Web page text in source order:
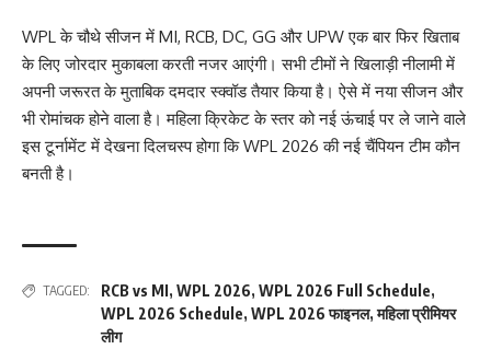
WPL के चौथे सीजन में MI, RCB, DC, GG और UPW एक बार फिर खिताब
के लिए जोरदार मुकाबला करती नजर आएंगी। सभी टीमों ने खिलाड़ी नीलामी में
अपनी जरूरत के मुताबिक दमदार स्क्वॉड तैयार किया है। ऐसे में नया सीजन और
भी रोमांचक होने वाला है। महिला क्रिकेट के स्तर को नई ऊंचाई पर ले जाने वाले
इस टूर्नामेंट में देखना दिलचस्प होगा कि WPL 2026 की नई चैंपियन टीम कौन
बनती है।
TAGGED: RCB vs MI, WPL 2026, WPL 2026 Full Schedule,
WPL 2026 Schedule, WPL 2026 फाइनल,महिला प्रीमियर
लीग